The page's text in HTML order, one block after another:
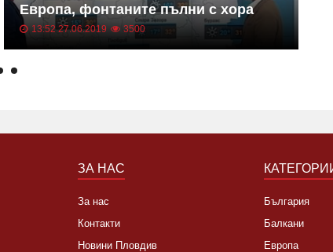
Европа, фонтаните пълни с хора
13:52 27.06.2019 3500
ЗА НАС
За нас
Контакти
Новини Пловдив
България
Балкани
Европа